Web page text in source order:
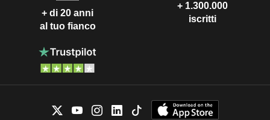
+ di 20 anni
al tuo fianco
+ 1.300.000
iscritti